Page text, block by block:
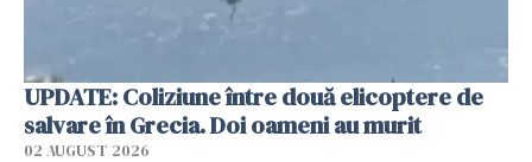
UPDATE: Coliziune între două elicoptere de
salvare în Grecia. Doi oameni au murit
02 AUGUST 2026